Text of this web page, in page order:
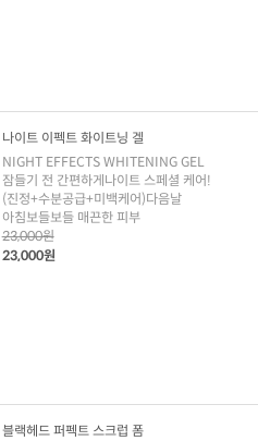
나이트 이펙트 화이트닝 겔
NIGHT EFFECTS WHITENING GEL
잠들기 전 간편하게나이트 스페셜 케어!
(진정+수분공급+미백케어)다음날
아침보들보들 매끈한 피부
23,000원
23,000원
블랙헤드 퍼펙트 스크럽 폼